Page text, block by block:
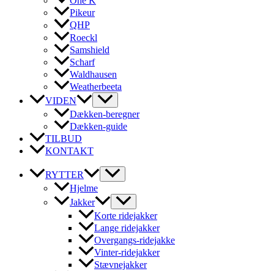
Pikeur
QHP
Roeckl
Samshield
Scharf
Waldhausen
Weatherbeeta
VIDEN
Dækken-beregner
Dækken-guide
TILBUD
KONTAKT
RYTTER
Hjelme
Jakker
Korte ridejakker
Lange ridejakker
Overgangs-ridejakke
Vinter-ridejakker
Stævnejakker